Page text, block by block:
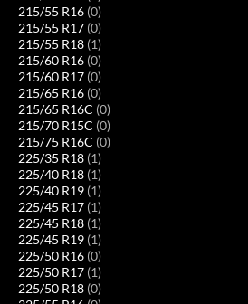
215/55 R16 (0)
215/55 R17 (0)
215/55 R18 (1)
215/60 R16 (0)
215/60 R17 (0)
215/65 R16 (0)
215/65 R16C (0)
215/70 R15C (0)
215/75 R16C (0)
225/35 R18 (1)
225/40 R18 (1)
225/40 R19 (1)
225/45 R17 (1)
225/45 R18 (1)
225/45 R19 (1)
225/50 R16 (0)
225/50 R17 (1)
225/50 R18 (0)